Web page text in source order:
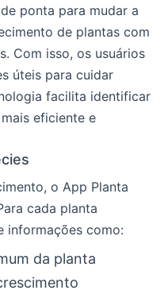
ponta para mudar a
de plantas com
Com isso, os usuários
úteis para cuidar
facilita identificar
eficiente e
o App Planta
cada planta
informações como:
da planta